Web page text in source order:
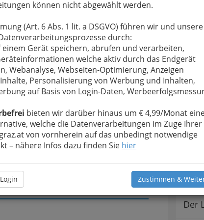
können nicht abgewählt werden.
(Art. 6 Abs. 1 lit. a DSGVO) führen wir und unsere
durch:
Gerät speichern, abrufen und verarbeiten,
welche aktiv durch das Endgerät
Webanalyse, Webseiten-Optimierung, Anzeigen
Personalisierung von Werbung und Inhalten,
auf Basis von Login-Daten,
bieten wir darüber hinaus um € 4,99/Monat
welche die Datenverarbeitungen im Zuge Ihrer
von vornherein auf das unbedingt notwendige
– nähere Infos dazu finden Sie hier
Login Zustimmen &
Nachricht wird nach dem Absenden
Vertriebsgesellschaft m.b.H.
Nachricht
Meine Nachricht senden
Der
Der